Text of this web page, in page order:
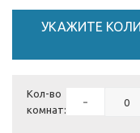
УКАЖИТЕ
Кол-во
комнат:
-